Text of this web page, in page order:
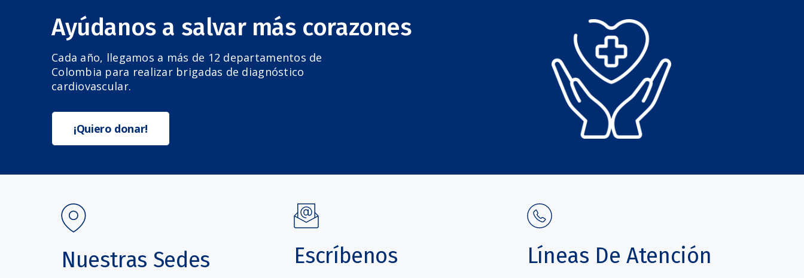
Ayúdanos a salvar más corazones
Cada año, llegamos a más de 12 departamentos de
Colombia para realizar brigadas de diagnóstico
cardiovascular.
¡Quiero donar!
Nuestras Sedes Escríbenos Líneas De Atención